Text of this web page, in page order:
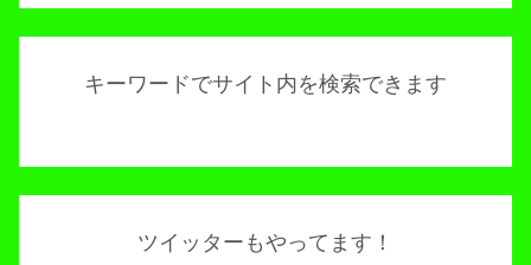
キーワードでサイト内を検索できます
ツイッターもやってます！